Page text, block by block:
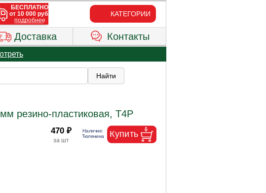
КАТЕГОРИИ
Доставка Контакты
резино-пластиковая, T4P
470 ₽